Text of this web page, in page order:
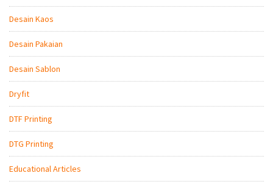
Desain Kaos
Desain Pakaian
Desain Sablon
Dryfit
DTF Printing
DTG Printing
Educational Articles